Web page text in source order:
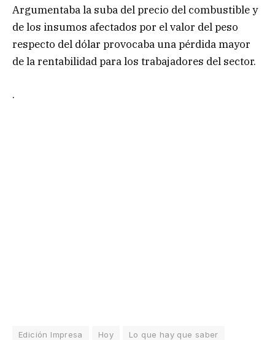
Argumentaba la suba del precio del combustible y
de los insumos afectados por el valor del peso
respecto del dólar provocaba una pérdida mayor
de la rentabilidad para los trabajadores del sector.
.
Edición Impresa Hoy Lo que hay que saber